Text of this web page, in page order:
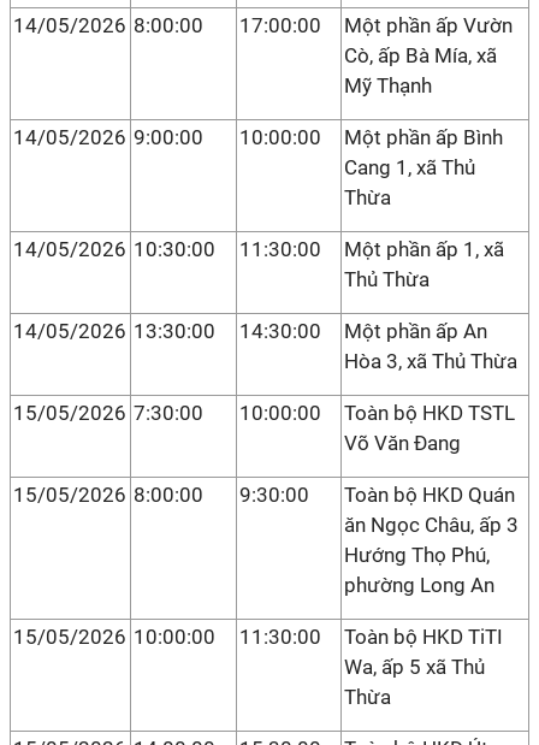
14/05/2026 8:00:00 17:00:00
Một phần ấp Vườn
Cò, ấp Bà Mía, xã
Mỹ Thạnh
14/05/2026 9:00:00 10:00:00
Một phần ấp Bình
Cang 1, xã Thủ
Thừa
14/05/2026 10:30:00 11:30:00
Một phần ấp 1, xã
Thủ Thừa
14/05/2026 13:30:00 14:30:00
Một phần ấp An
Hòa 3, xã Thủ Thừa
15/05/2026 7:30:00 10:00:00
Toàn bộ HKD TSTL
Võ Văn Đang
15/05/2026 8:00:00 9:30:00
Toàn bộ HKD Quán
ăn Ngọc Châu, ấp 3
Hướng Thọ Phú,
phường Long An
15/05/2026 10:00:00 11:30:00
Toàn bộ HKD TiTI
Wa, ấp 5 xã Thủ
Thừa